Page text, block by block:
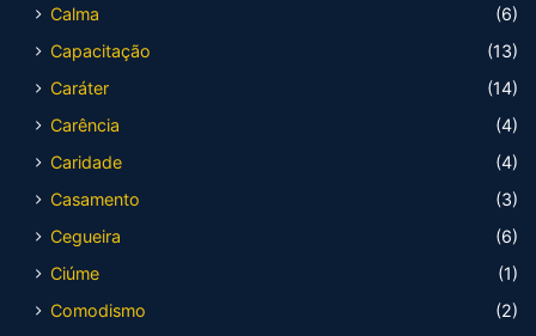
Calma
(6)
Capacitação
(13)
Caráter
(14)
Carência
(4)
Caridade
(4)
Casamento
(3)
Cegueira
(6)
Ciúme
(1)
Comodismo
(2)